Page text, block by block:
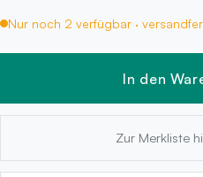
Nur noch 2 verfügbar ·
In den
Zur Merkliste